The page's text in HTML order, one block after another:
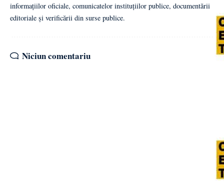
informațiilor oficiale, comunicatelor instituțiilor publice, documentării
editoriale și verificării din surse publice.
Niciun comentariu